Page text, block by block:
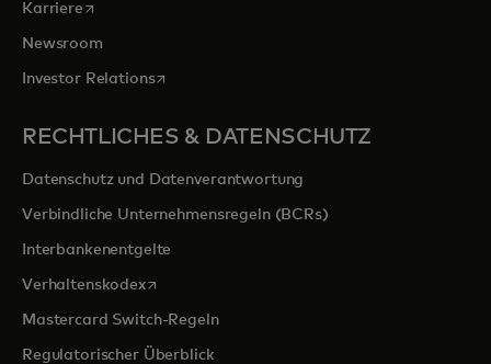
Karrierewird in einer neuen Registerkarte geöffnet
Newsroom
Investor Relationswird in einer neuen Registerkarte geöffnet
RECHTLICHES & DATENSCHUTZ
Datenschutz und Datenverantwortung
Verbindliche Unternehmensregeln (BCRs)
Interbankenentgelte
Verhaltenskodexwird in einer neuen Registerkarte geöffnet
Mastercard Switch-Regeln
Regulatorischer Überblick